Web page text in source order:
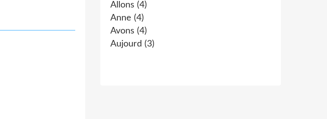
Allons (4)
Anne (4)
Avons (4)
Aujourd (3)